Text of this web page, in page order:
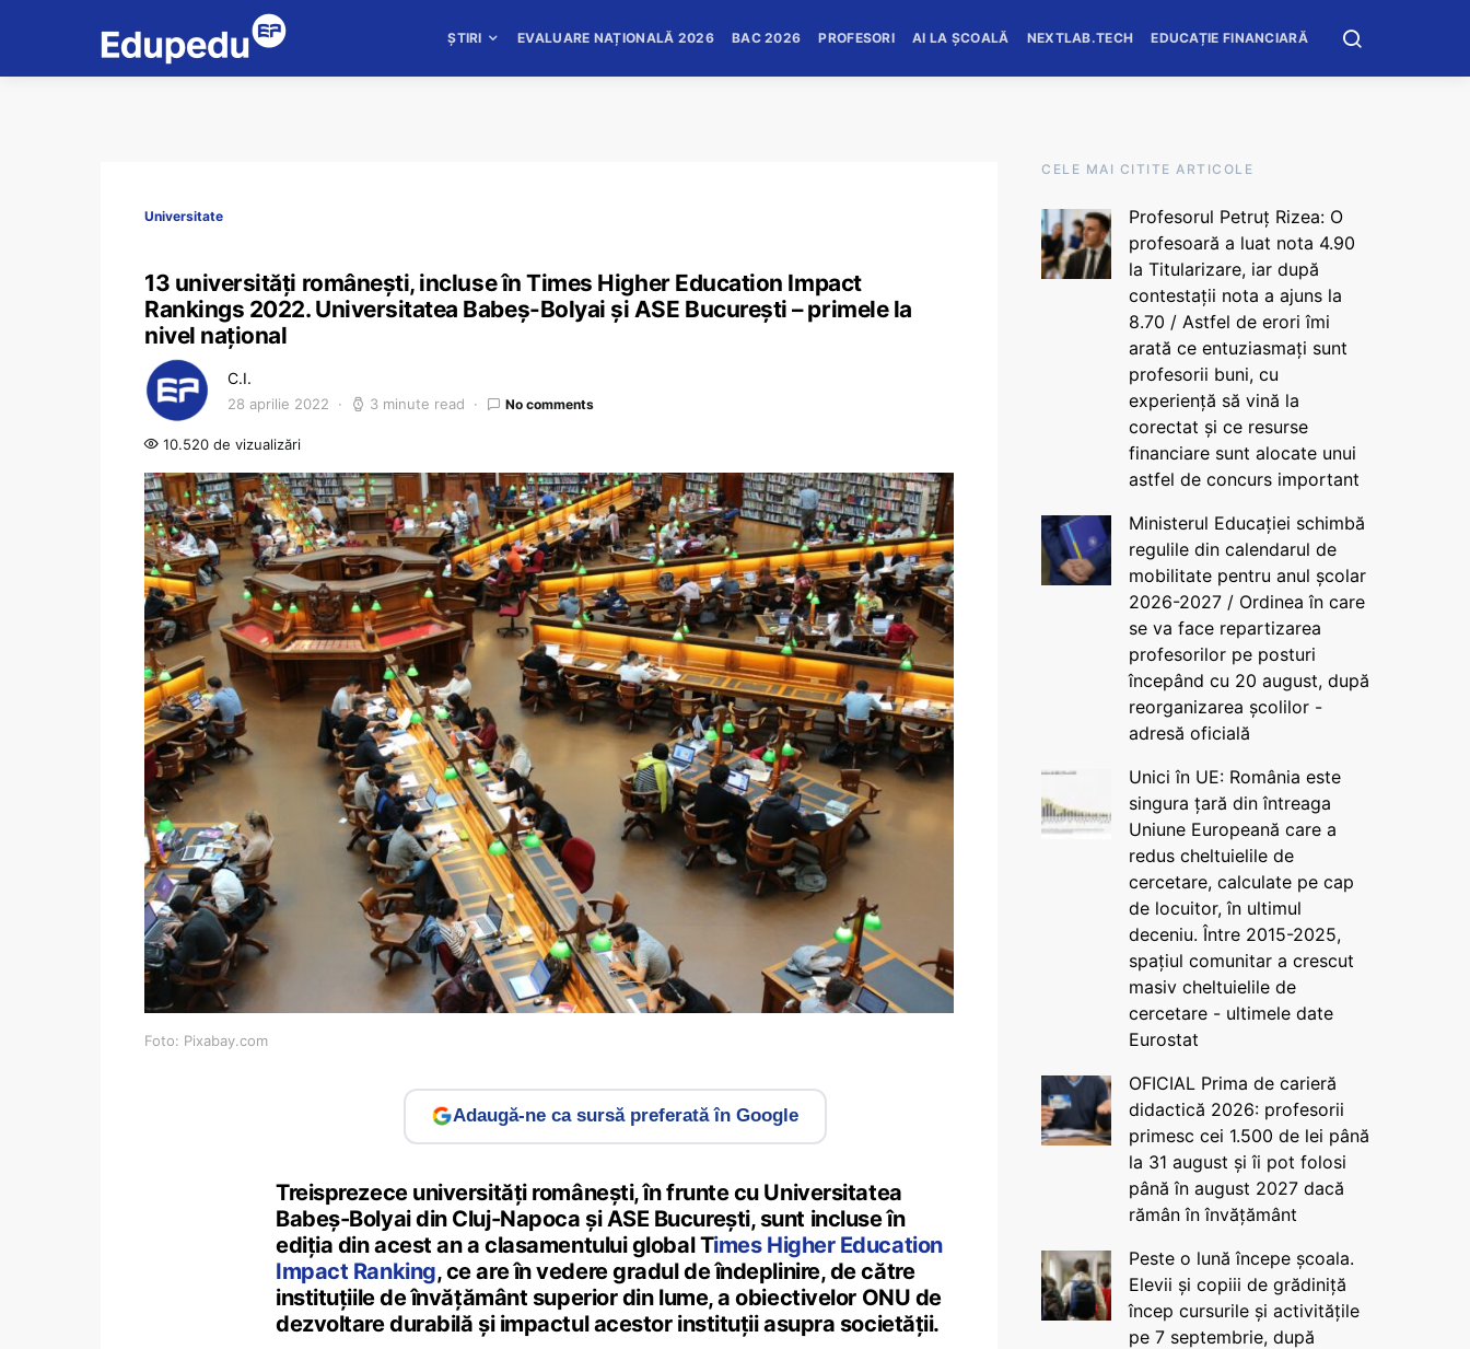
ȘTIRI EVALUARE NAȚIONALĂ 2026 BAC 2026 PROFESORI AI LA ȘCOALĂ NEXTLAB.TECH EDUCAȚIE FINANCIARĂ
Universitate
13 universități românești, incluse în Times Higher Education Impact
Rankings 2022. Universitatea Babeș-Bolyai și ASE București – primele la
nivel național
C.I.
28 aprilie 2022 3 minute read No comments
10.520 de vizualizări
Foto: Pixabay.com
Adaugă-ne ca sursă preferată în Google
Treisprezece universități românești, în frunte cu Universitatea
Babeș-Bolyai din Cluj-Napoca și ASE București, sunt incluse în
ediția din acest an a clasamentului global Times Higher Education
Impact Ranking, ce are în vedere gradul de îndeplinire, de către
instituțiile de învățământ superior din lume, a obiectivelor ONU de
dezvoltare durabilă și impactul acestor instituții asupra societății.
CELE MAI CITITE ARTICOLE
Profesorul Petruț Rizea: O
profesoară a luat nota 4.90
la Titularizare, iar după
contestații nota a ajuns la
8.70 / Astfel de erori îmi
arată ce entuziasmați sunt
profesorii buni, cu
experiență să vină la
corectat și ce resurse
financiare sunt alocate unui
astfel de concurs important
Ministerul Educației schimbă
regulile din calendarul de
mobilitate pentru anul școlar
2026-2027 / Ordinea în care
se va face repartizarea
profesorilor pe posturi
începând cu 20 august, după
reorganizarea școlilor -
adresă oficială
Unici în UE: România este
singura țară din întreaga
Uniune Europeană care a
redus cheltuielile de
cercetare, calculate pe cap
de locuitor, în ultimul
deceniu. Între 2015-2025,
spațiul comunitar a crescut
masiv cheltuielile de
cercetare - ultimele date
Eurostat
OFICIAL Prima de carieră
didactică 2026: profesorii
primesc cei 1.500 de lei până
la 31 august și îi pot folosi
până în august 2027 dacă
rămân în învățământ
Peste o lună începe școala.
Elevii și copiii de grădiniță
încep cursurile și activitățile
pe 7 septembrie, după